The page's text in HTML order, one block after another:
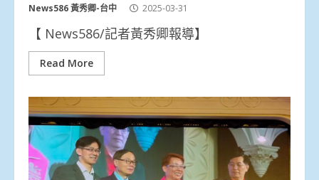
News586 黃秀卿-台中 2025-03-31
【 News586/記者黃秀卿報導】
Read More